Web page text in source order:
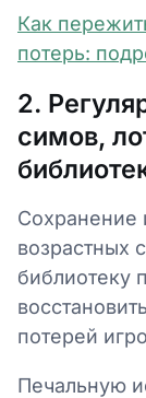
Как
потерь:
2.
симов,
Сохранение
возрастных
библиотеку
потерей
Печальную